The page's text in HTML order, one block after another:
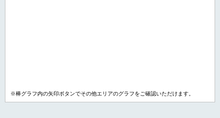
※棒グラフ内の矢印ボタンでその他エリアのグラフをご確認いただけます。